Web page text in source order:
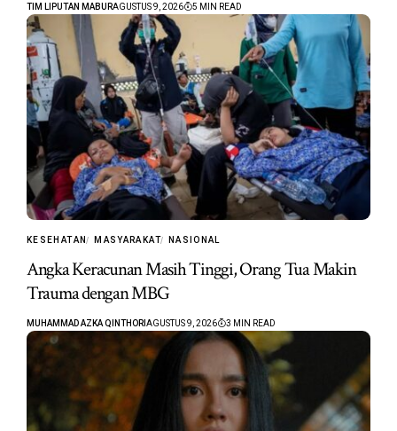
TIM LIPUTAN MABURAGUSTUS 9, 2026 5 MIN READ
KESEHATAN MASYARAKAT NASIONAL
Angka Keracunan Masih Tinggi, Orang Tua Makin
Trauma dengan MBG
MUHAMMAD AZKA QINTHORI AGUSTUS 9, 2026 3 MIN READ